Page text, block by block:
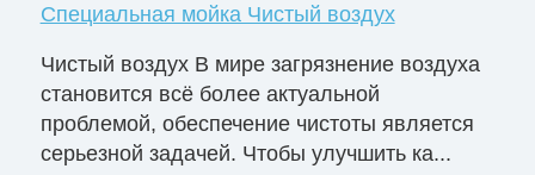
Специальная мойка Чистый воздух
Чистый воздух В мире загрязнение воздуха
становится всё более актуальной
проблемой, обеспечение чистоты является
серьезной задачей. Чтобы улучшить ка...